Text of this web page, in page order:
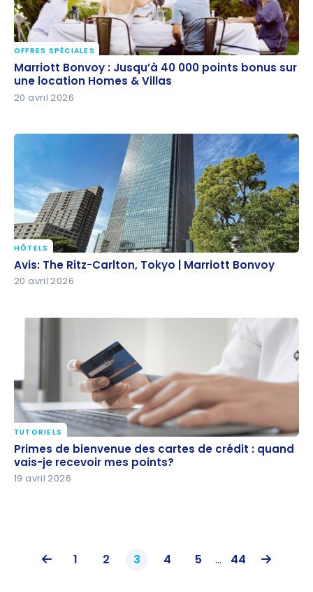
Marriott Bonvoy : Jusqu’à 40 000 points bonus sur
une location Homes & Villas
OFFRES SPÉCIALES
Marriott Bonvoy : Jusqu’à 40 000 points bonus sur
une location Homes & Villas
20 avril 2026
Avis: The Ritz-Carlton, Tokyo | Marriott Bonvoy
HÔTELS
Avis: The Ritz-Carlton, Tokyo | Marriott Bonvoy
20 avril 2026
Primes de bienvenue des cartes de crédit : quand
vais-je recevoir mes points?
TUTORIELS
Primes de bienvenue des cartes de crédit : quand
vais-je recevoir mes points?
19 avril 2026
1 2 3 4 5 ... 44